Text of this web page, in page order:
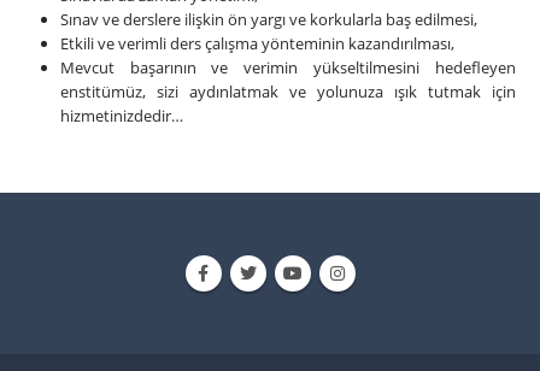
Sınav ve derslere ilişkin ön yargı ve korkularla baş edilmesi,
Etkili ve verimli ders çalışma yönteminin kazandırılması,
Mevcut başarının ve verimin yükseltilmesini hedefleyen
enstitümüz, sizi aydınlatmak ve yolunuza ışık tutmak için
hizmetinizdedir…